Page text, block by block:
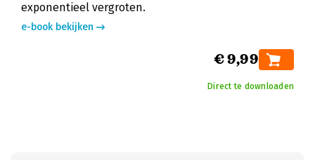
exponentieel vergroten.
e-book bekijken
€ 9,99
Direct te downloaden